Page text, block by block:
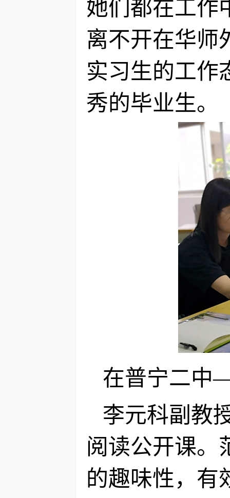
她们都在工作
离不开在华师
实习生的工作
秀的毕业生。
在普宁二
李元科副教
阅读公开课。
的趣味性，有